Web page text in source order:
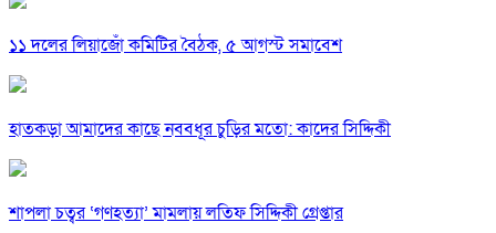
১১ দলের লিয়াজোঁ কমিটির বৈঠক, ৫ আগস্ট সমাবেশ
হাতকড়া আমাদের কাছে নববধূর চুড়ির মতো: কাদের সিদ্দিকী
শাপলা চত্বর ‘গণহত্যা’ মামলায় লতিফ সিদ্দিকী গ্রেপ্তার